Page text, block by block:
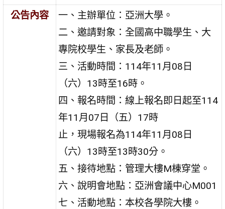
公告內容
一、主辦單位：亞洲大學。
二、邀請對象：全國高中職學生、大
專院校學生、家長及老師。
三、活動時間：114年11月08日
（六）13時至16時。
四、報名時間：線上報名即日起至114
年11月07日（五）17時
止，現場報名為114年11月08日
（六）13時至13時30分。
五、接待地點：管理大樓M棟穿堂。
六、說明會地點：亞洲會議中心M001
七、活動地點：本校各學院大樓。